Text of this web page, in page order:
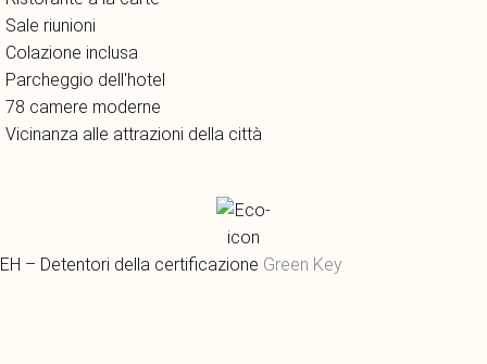
Sale riunioni
Colazione inclusa
Parcheggio dell'hotel
78 camere moderne
Vicinanza alle attrazioni della città
EH – Detentori della certificazione Green Key